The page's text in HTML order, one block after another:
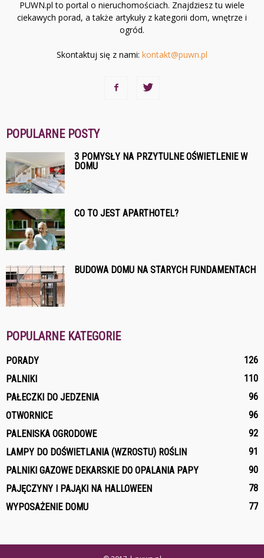
PUWN.pl to portal o nieruchomościach. Znajdziesz tu wiele
ciekawych porad, a także artykuły z kategorii dom, wnętrze i
ogród.
Skontaktuj się z nami: kontakt@puwn.pl
POPULARNE POSTY
3 POMYSŁY NA PRZYTULNE OŚWIETLENIE W
DOMU
CO TO JEST APARTHOTEL?
BUDOWA DOMU NA STARYCH FUNDAMENTACH
POPULARNE KATEGORIE
PORADY
126
PALNIKI
110
PAŁECZKI DO JEDZENIA
96
OTWORNICE
96
PALENISKA OGRODOWE
92
LAMPY DO DOŚWIETLANIA (WZROSTU) ROŚLIN
91
PALNIKI GAZOWE DEKARSKIE DO OPALANIA PAPY
90
PAJĘCZYNY I PAJĄKI NA HALLOWEEN
78
WYPOSAŻENIE DOMU
77